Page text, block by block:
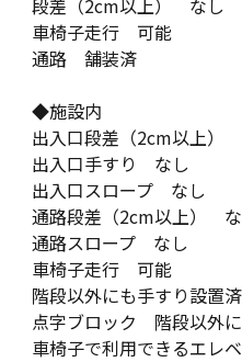
段差（2cm以上） なし
車椅子走行 可能
通路 舗装済
◆施設内
出入口段差（2cm以上）
出入口手すり なし
出入口スロープ なし
通路段差（2cm以上）
通路スロープ なし
車椅子走行 可能
階段以外にも手すり設置済
点字ブロック 階段以外
車椅子で利用できるエレ